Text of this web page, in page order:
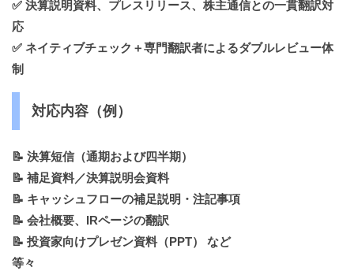
✅ 決算説明資料、プレスリリース、株主通信との一貫翻訳対
応
✅ ネイティブチェック＋専門翻訳者によるダブルレビュー体
制
対応内容（例）
📝 決算短信（通期および四半期）
📝 補足資料／決算説明会資料
📝 キャッシュフローの補足説明・注記事項
📝 会社概要、IRページの翻訳
📝 投資家向けプレゼン資料（PPT） など
等々